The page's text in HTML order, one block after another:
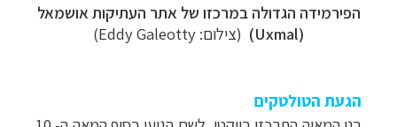
הפירמידה הגדולה במרכזו של אתר העתיקות אושמאל
(Uxmal)
(צילום: Eddy Galeotty
)
הגעת הטולטקים